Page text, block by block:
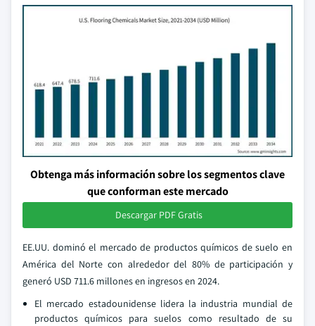
Obtenga más información sobre los segmentos clave
que conforman este mercado
Descargar PDF Gratis
EE.UU. dominó el mercado de productos químicos de suelo en
América del Norte con alrededor del 80% de participación y
generó USD 711.6 millones en ingresos en 2024.
El mercado estadounidense lidera la industria mundial de
productos químicos para suelos como resultado de su